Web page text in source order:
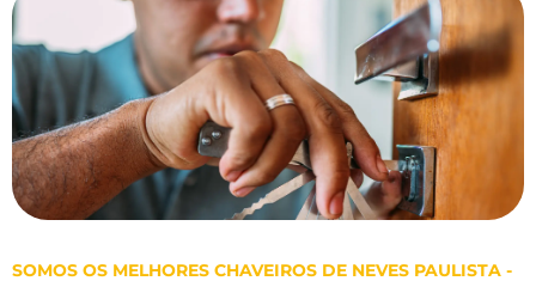
SOMOS OS MELHORES CHAVEIROS DE NEVES PAULISTA -